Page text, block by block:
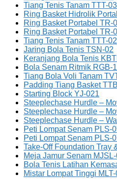
Tiang Tenis Tanam TTT-
Ring Basket Hidrolik
Ring Basket Portabel TR-
Ring Basket Portabel TR-
Tiang Tenis Tanam TTT-02
Jaring Bola Tenis TSN-02
Keranjang Bola Tenis
Bola Senam Ritmik RGB-
Tiang Bola Voli Tanam
Padding Tiang Basket
Starting Block YJ-021
Steeplechase Hurdle –
Steeplechase Hurdle –
Steeplechase Hurdle –
Peti Lompat Senam PLS-
Peti Lompat Senam PLS-
Take-Off Foundation Tray
Meja Jamur Senam
Bola Tenis Latihan
Mistar Lompat Tinggi